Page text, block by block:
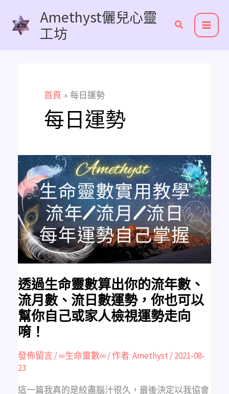
Amethyst儷兒心靈
工坊
首頁 每日運勢
每日運勢
透過生命靈數算出你的流年數、
流月數、流日數運勢，你也可以
幫你自己或家人檢視運勢走向
唷！
發佈留言/∞生命靈數∞/ 作者:Amethyst /2021-08-
23
這一篇我真的是絞盡腦汁很久，最後決定以我協會
透
過
生
命
靈
數
算
出
你
的
流
年
數、
流
月
數、
日
數
運
勢，
你
也
可
以
幫
自
己
檢